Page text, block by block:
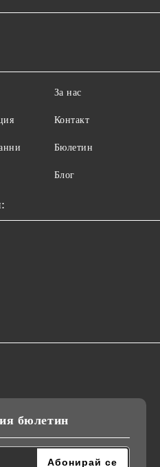
За нас
Контакт
Бюлетин
Блог
бюлетин